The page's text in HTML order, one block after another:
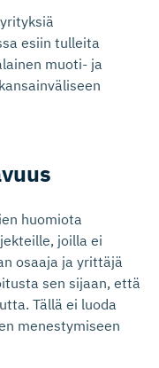
esiin tulleita
muoti- ja
huomiota
joilla ei
osaaja ja yrittäjä
sen sijaan, että
Tällä ei luoda
menestymiseen